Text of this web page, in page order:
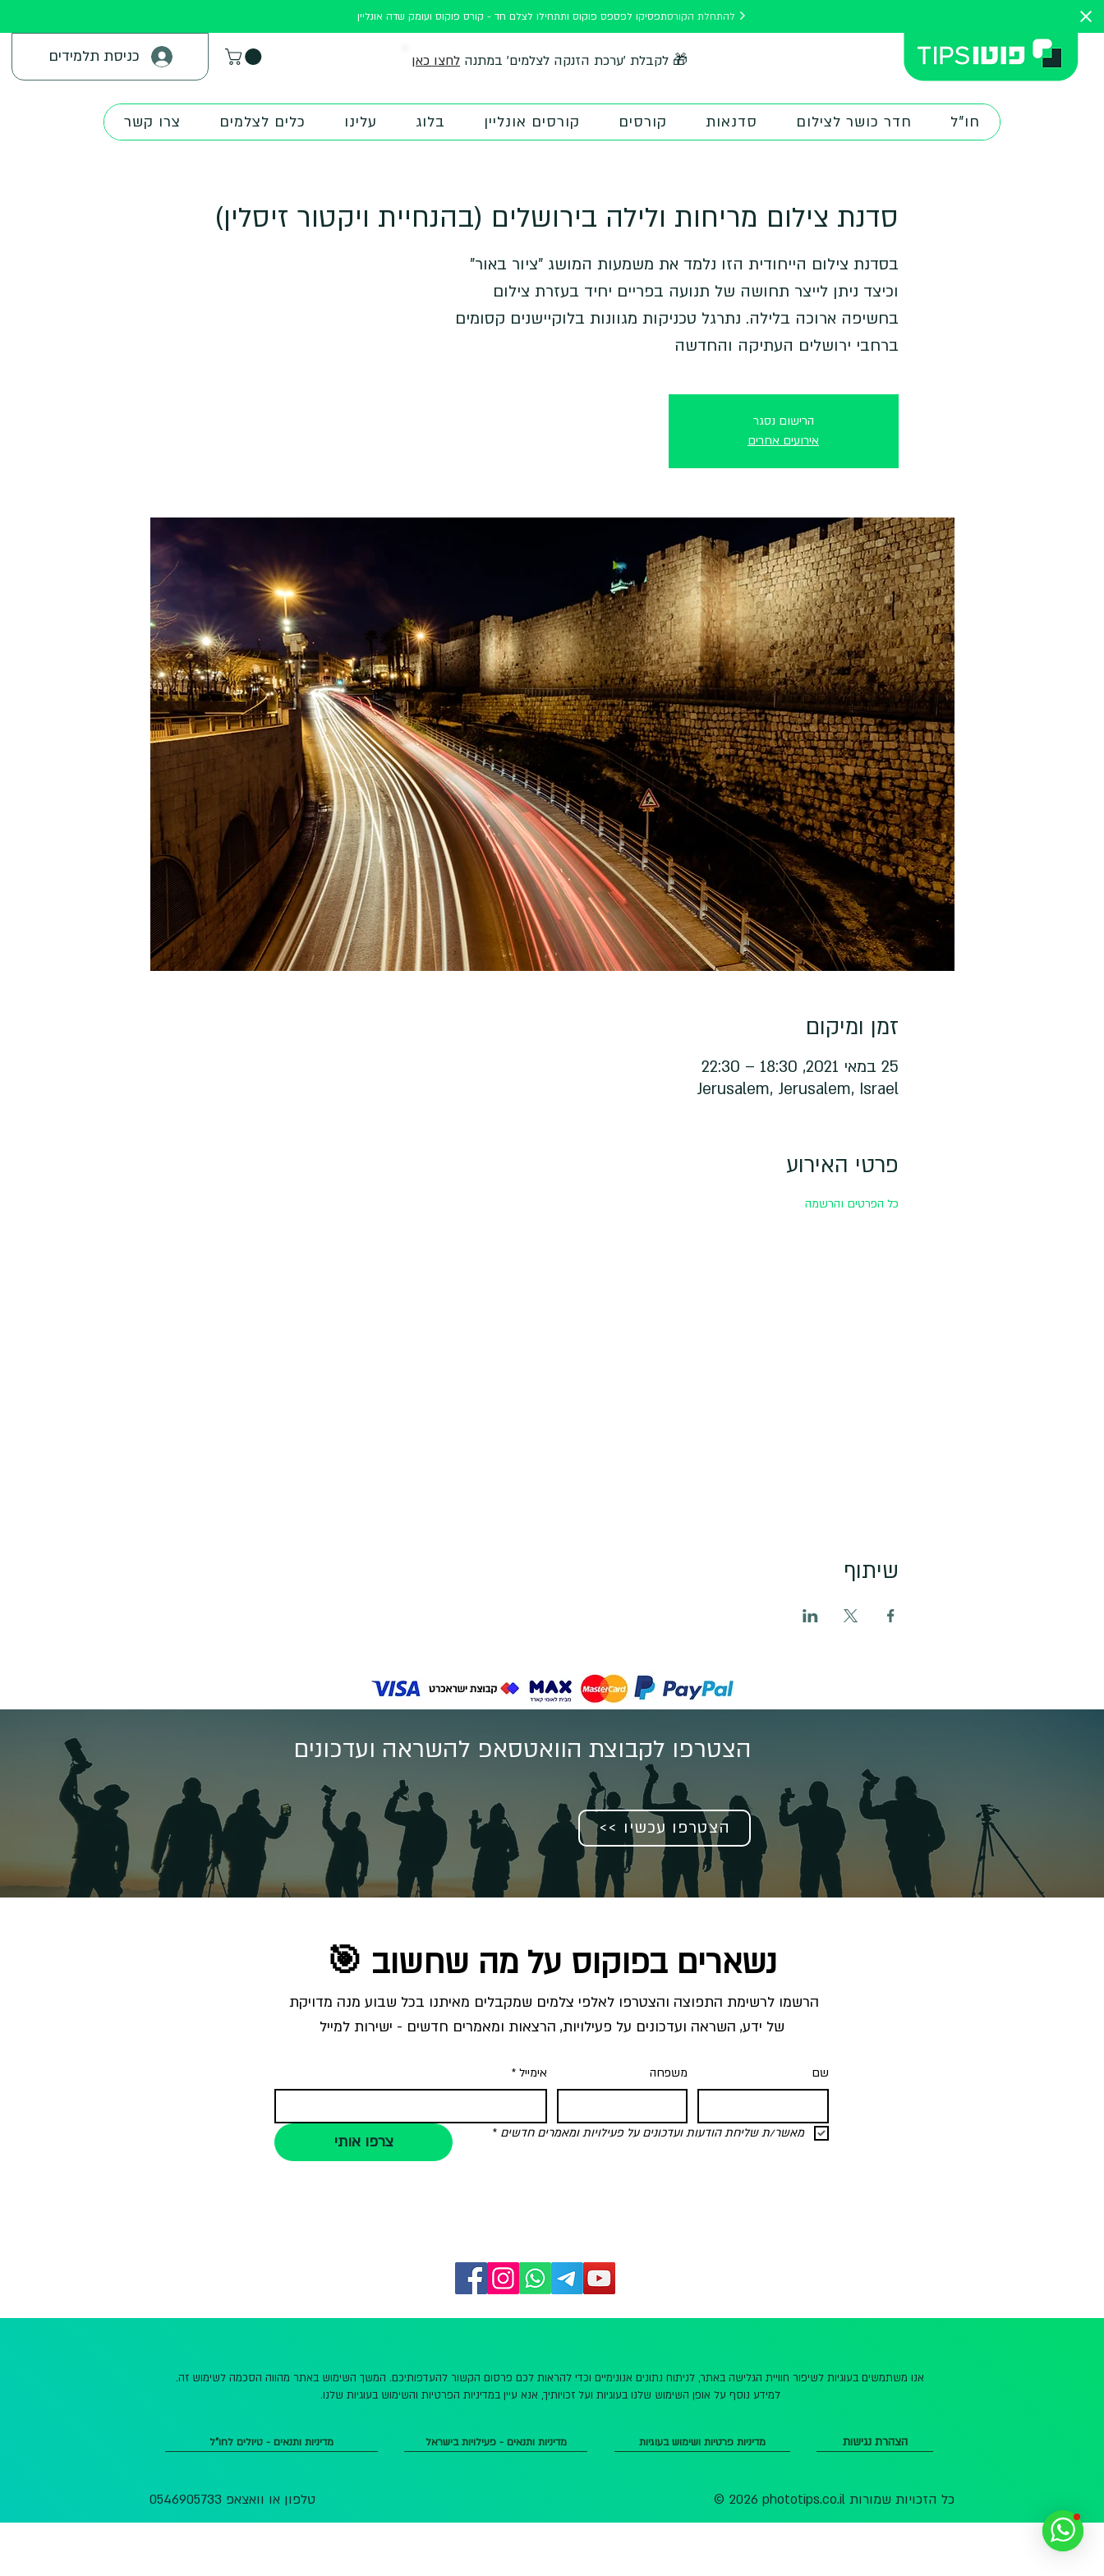
תפסיקו לפספס פוקוס ותתחילו לצלם חד - קורס פוקוס ועומק שדה אונליין
כניסת תלמידים לחצו כאן 🎁 לקבלת 'ערכת הזנקה לצלמים' במתנה
חו"ל חדר כושר לצילום סדנאות קורסים קורסים אונליין בלוג עלינו כלים לצלמים צרו קשר
סדנת צילום מריחות ולילה בירושלים (בהנחיית ויקטור זיסלין)
בסדנת צילום הייחודית הזו נלמד את משמעות המושג "ציור באור"
וכיצד ניתן לייצר תחושה של תנועה בפריים יחיד בעזרת צילום
בחשיפה ארוכה בלילה. נתרגל טכניקות מגוונות בלוקיישנים קסומים
ברחבי ירושלים העתיקה והחדשה
הרישום נסגר
אירועים אחרים
זמן ומיקום
25 במאי 2021, 18:30 – 22:30
Jerusalem, Jerusalem, Israel
פרטי האירוע
כל הפרטים והרשמה
שיתוף
הצטרפו לקבוצת הוואטסאפ להשראה ועדכונים
<< הצטרפו עכשיו
נשארים בפוקוס על מה שחשוב 🎯
של ידע, השראה ועדכונים על פעילויות, הרצאות ומאמרים חדשים - ישירות למייל
שם משפחה אימייל *
מאשר/ת שליחת הודעות ועדכונים על פעילויות ומאמרים חדשים * צרפו אותי
אנו משתמשים בעוגיות לשיפור חוויית הגלישה באתר, לניתוח נתונים אנונימיים וכדי להראות לכם פרסום הקשור להעדפותיכם. המשך השימוש באתר מהווה הסכמה לשימוש זה.
למידע נוסף על אופן השימוש שלנו בעוגיות ועל זכויותיך, אנא עיין במדיניות הפרטיות והשימוש בעוגיות שלנו.
מדיניות ותנאים - טיולים לחו"ל מדיניות ותנאים - פעילויות בישראל מדיניות פרטיות ושימוש בעוגיות הצהרת נגישות
טלפון או וואצאפ 0546905733 © 2026 phototips.co.il כל הזכויות שמורות